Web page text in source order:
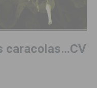
caracolas…CV